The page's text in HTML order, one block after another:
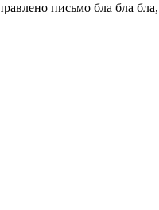
письмо бла бла